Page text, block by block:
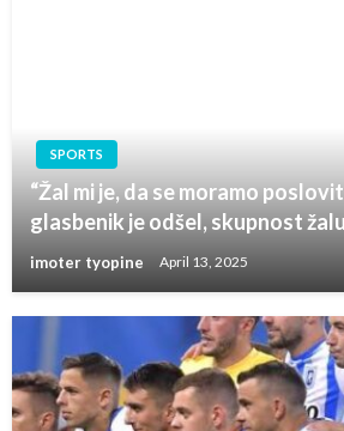
SPORTS
“Žal mi je, da se moramo
glasbenik je odšel, skupnost
imoter tyopine April 13, 2025